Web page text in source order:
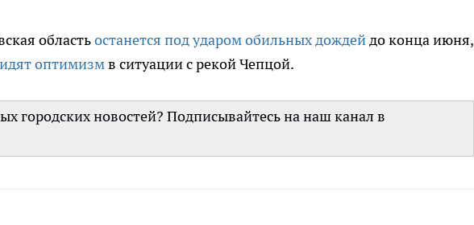
областьостанется под ударом обильных дождейдо конца июня,
оптимизмв ситуации с рекой Чепцой.
городских новостей? Подписывайтесь на наш канал в